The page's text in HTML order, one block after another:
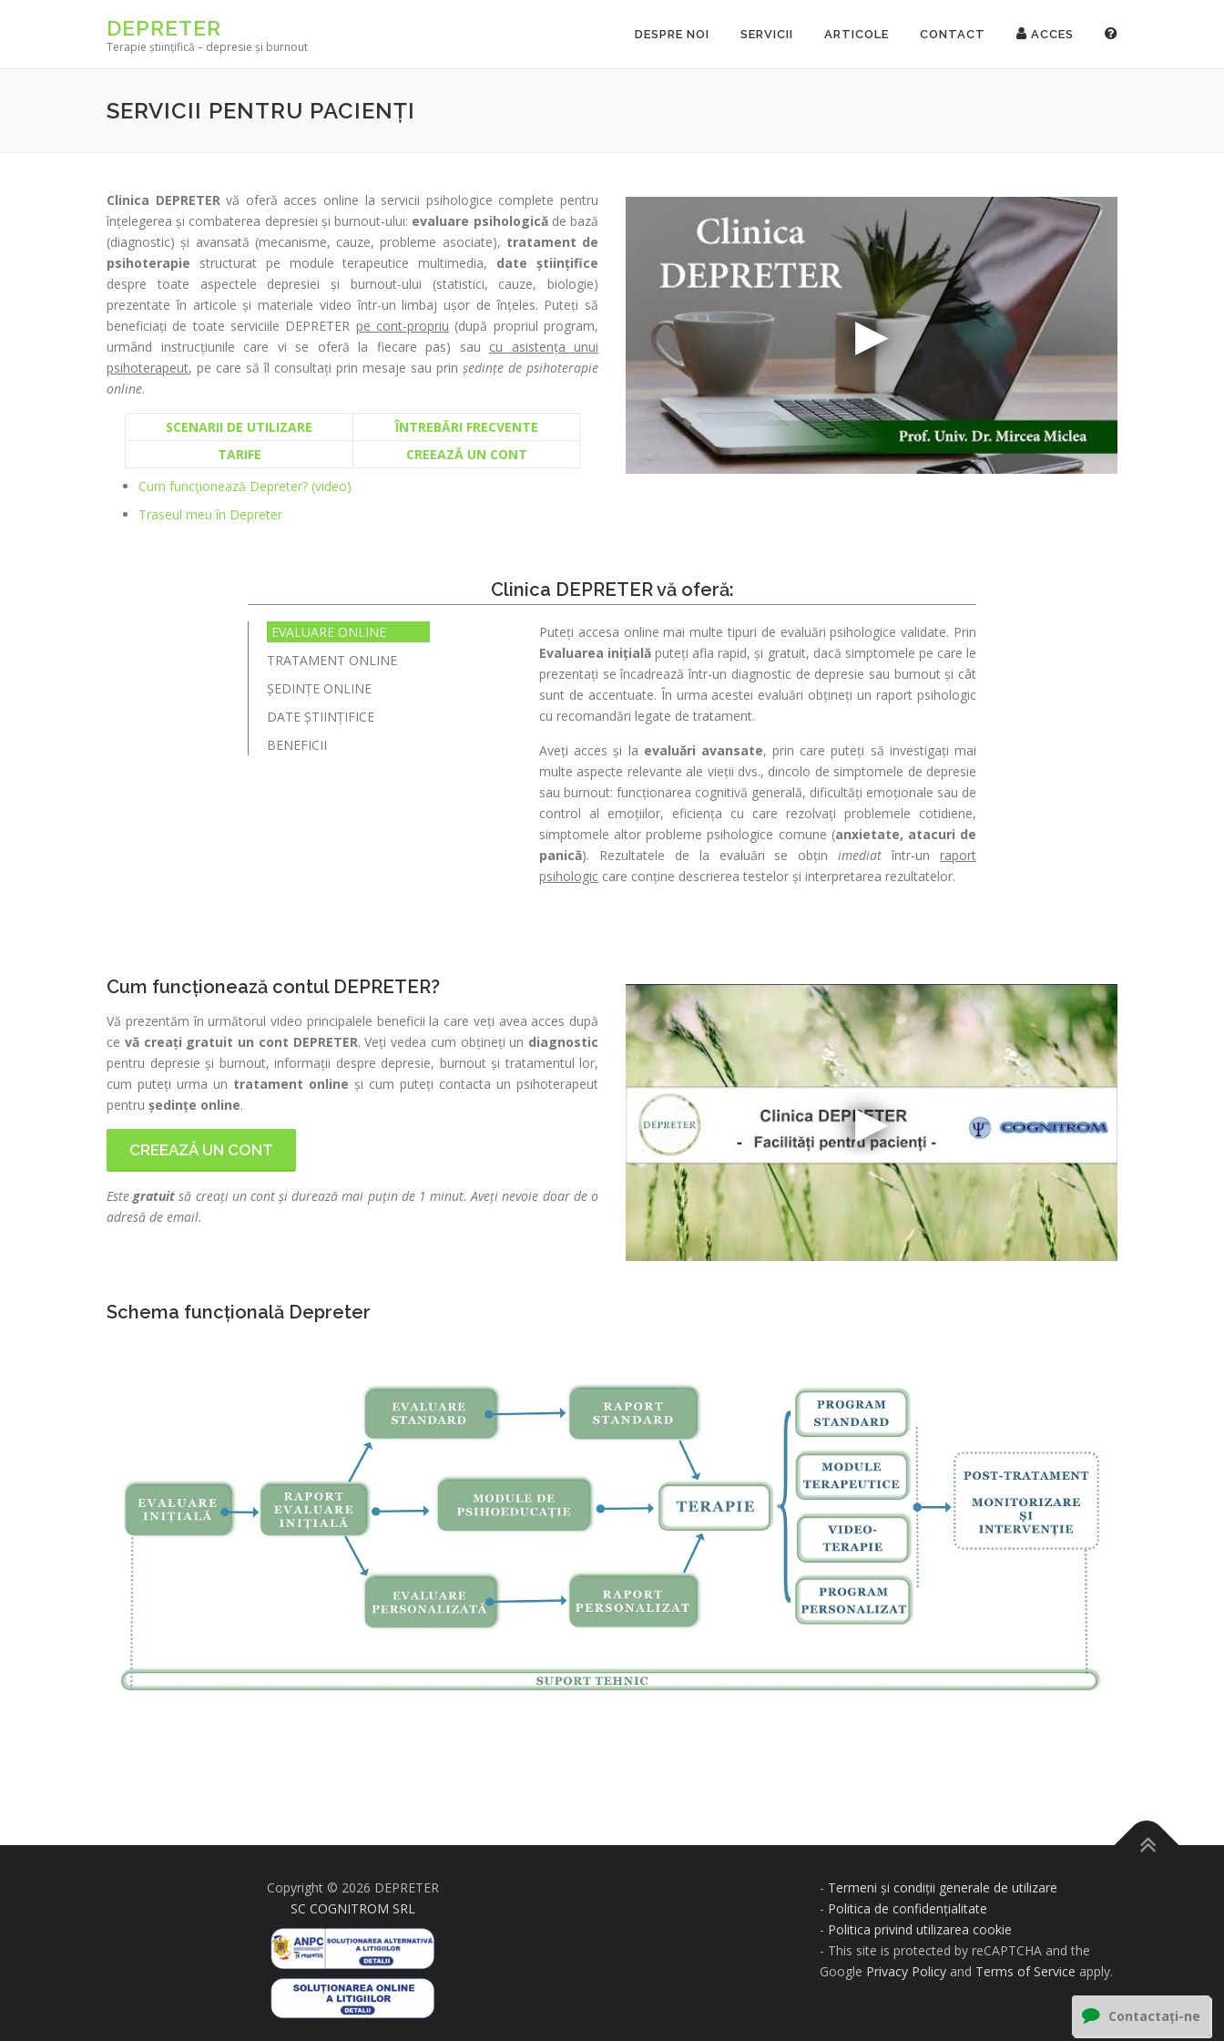
DEPRETER
Terapie științifică – depresie și burnout
DESPRE NOI SERVICII ARTICOLE CONTACT ACCES
SERVICII PENTRU PACIENȚI
Clinica DEPRETERvă oferă acces online la servicii psihologice complete pentru
înțelegerea și combaterea depresiei și burnout-ului: evaluare psihologicăde bază
(diagnostic) și avansată (mecanisme, cauze, probleme asociate), tratament de
psihoterapie structurat pe module terapeutice multimedia, date științifice
despre toate aspectele depresiei și burnout-ului (statistici, cauze, biologie)
prezentate în articole și materiale video într-un limbaj ușor de înțeles. Puteți să
beneficiați de toate serviciile DEPRETER pe cont-propriu (după propriul program,
urmând instrucțiunile care vi se oferă la fiecare pas) sau cu asistența unui
psihoterapeut, pe care să îl consultați prin mesaje sau prin ședințe de psihoterapie
online.
SCENARII DE UTILIZARE
ÎNTREBĂRI FRECVENTE
TARIFE
CREEAZĂ UN CONT
Cum funcționează Depreter? (video)
Traseul meu în Depreter
Clinica DEPRETER vă oferă:
EVALUARE ONLINE
TRATAMENT ONLINE
ȘEDINȚE ONLINE
DATE ȘTIINȚIFICE
BENEFICII
Puteți accesa online mai multe tipuri de evaluări psihologice validate. Prin
Evaluarea inițială puteți afla rapid, și gratuit, dacă simptomele pe care le
prezentați se încadrează într-un diagnostic de depresie sau burnout și cât
sunt de accentuate. În urma acestei evaluări obțineți un raport psihologic
cu recomandări legate de tratament.
Aveți acces și la evaluări avansate, prin care puteți să investigați mai
multe aspecte relevante ale vieții dvs., dincolo de simptomele de depresie
sau burnout: funcționarea cognitivă generală, dificultăți emoționale sau de
control al emoțiilor, eficiența cu care rezolvați problemele cotidiene,
simptomele altor probleme psihologice comune (anxietate, atacuri de
panică). Rezultatele de la evaluări se obținimediat într-unraport
psihologic care conține descrierea testelor și interpretarea rezultatelor.
Cum funcționează contul DEPRETER?
Vă prezentăm în următorul video principalele beneficii la care veți avea acces după
ce vă creați gratuit un cont DEPRETER. Veți vedea cum obțineți un diagnostic
pentru depresie și burnout, informații despre depresie, burnout și tratamentul lor,
cum puteți urma un tratament online și cum puteți contacta un psihoterapeut
pentru ședințe online.
CREEAZĂ UN CONT
Estegratuit să creați un cont și durează mai puțin de 1 minut. Aveți nevoie doar de o
adresă de email.
Schema funcțională Depreter
Copyright © 2026 DEPRETER
SC COGNITROM SRL
- Termeni și condiții generale de utilizare
- Politica de confidențialitate
- Politica privind utilizarea cookie
- This site is protected by reCAPTCHA and the
Google Privacy Policy and Terms of Service apply.
Contactați-ne